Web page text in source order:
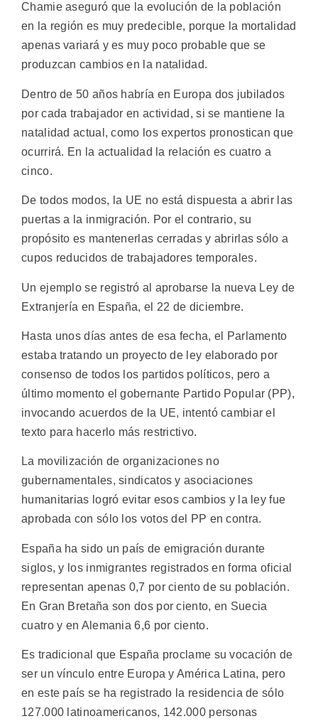
Chamie aseguró que la evolución de la población
en la región es muy predecible, porque la mortalidad
apenas variará y es muy poco probable que se
produzcan cambios en la natalidad.
Dentro de 50 años habría en Europa dos jubilados
por cada trabajador en actividad, si se mantiene la
natalidad actual, como los expertos pronostican que
ocurrirá. En la actualidad la relación es cuatro a
cinco.
De todos modos, la UE no está dispuesta a abrir las
puertas a la inmigración. Por el contrario, su
propósito es mantenerlas cerradas y abrirlas sólo a
cupos reducidos de trabajadores temporales.
Un ejemplo se registró al aprobarse la nueva Ley de
Extranjería en España, el 22 de diciembre.
Hasta unos días antes de esa fecha, el Parlamento
estaba tratando un proyecto de ley elaborado por
consenso de todos los partidos políticos, pero a
último momento el gobernante Partido Popular (PP),
invocando acuerdos de la UE, intentó cambiar el
texto para hacerlo más restrictivo.
La movilización de organizaciones no
gubernamentales, sindicatos y asociaciones
humanitarias logró evitar esos cambios y la ley fue
aprobada con sólo los votos del PP en contra.
España ha sido un país de emigración durante
siglos, y los inmigrantes registrados en forma oficial
representan apenas 0,7 por ciento de su población.
En Gran Bretaña son dos por ciento, en Suecia
cuatro y en Alemania 6,6 por ciento.
Es tradicional que España proclame su vocación de
ser un vínculo entre Europa y América Latina, pero
en este país se ha registrado la residencia de sólo
127.000 latinoamericanos, 142.000 personas